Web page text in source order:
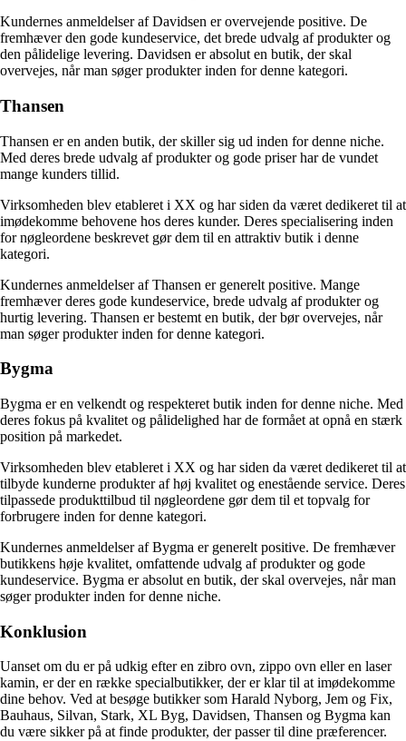
Kundernes anmeldelser af Davidsen er overvejende positive. De
fremhæver den gode kundeservice, det brede udvalg af produkter og
den pålidelige levering. Davidsen er absolut en butik, der skal
overvejes, når man søger produkter inden for denne kategori.
Thansen
Thansen er en anden butik, der skiller sig ud inden for denne niche.
Med deres brede udvalg af produkter og gode priser har de vundet
mange kunders tillid.
Virksomheden blev etableret i XX og har siden da været dedikeret til at
imødekomme behovene hos deres kunder. Deres specialisering inden
for nøgleordene beskrevet gør dem til en attraktiv butik i denne
kategori.
Kundernes anmeldelser af Thansen er generelt positive. Mange
fremhæver deres gode kundeservice, brede udvalg af produkter og
hurtig levering. Thansen er bestemt en butik, der bør overvejes, når
man søger produkter inden for denne kategori.
Bygma
Bygma er en velkendt og respekteret butik inden for denne niche. Med
deres fokus på kvalitet og pålidelighed har de formået at opnå en stærk
position på markedet.
Virksomheden blev etableret i XX og har siden da været dedikeret til at
tilbyde kunderne produkter af høj kvalitet og enestående service. Deres
tilpassede produkttilbud til nøgleordene gør dem til et topvalg for
forbrugere inden for denne kategori.
Kundernes anmeldelser af Bygma er generelt positive. De fremhæver
butikkens høje kvalitet, omfattende udvalg af produkter og gode
kundeservice. Bygma er absolut en butik, der skal overvejes, når man
søger produkter inden for denne niche.
Konklusion
Uanset om du er på udkig efter en zibro ovn, zippo ovn eller en laser
kamin, er der en række specialbutikker, der er klar til at imødekomme
dine behov. Ved at besøge butikker som Harald Nyborg, Jem og Fix,
Bauhaus, Silvan, Stark, XL Byg, Davidsen, Thansen og Bygma kan
du være sikker på at finde produkter, der passer til dine præferencer.